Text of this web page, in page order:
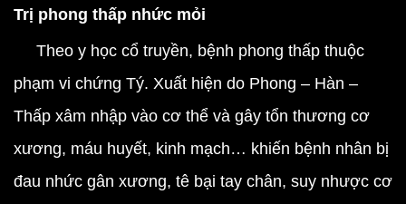
Trị phong thấp nhức mỏi
Theo y học cổ truyền, bệnh phong thấp thuộc
phạm vi chứng Tý. Xuất hiện do Phong – Hàn –
Thấp xâm nhập vào cơ thể và gây tổn thương cơ
xương, máu huyết, kinh mạch… khiến bệnh nhân bị
đau nhức gân xương, tê bại tay chân, suy nhược cơ